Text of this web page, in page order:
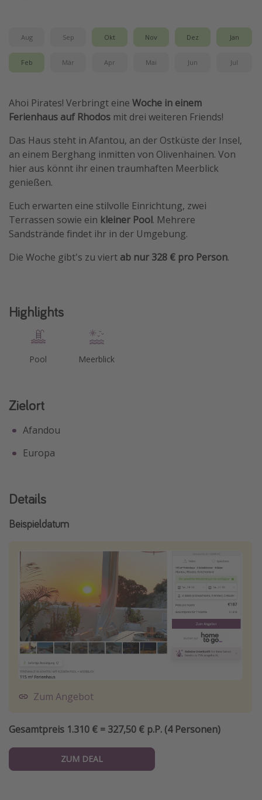
Last Minute Urlaub Mallorca
Aug Sep Okt Nov Dez Jan
Feb Mär Apr Mai Jun Jul
Ahoi Pirates! Verbringt eine Woche in einem
Ferienhaus auf Rhodos mit drei weiteren Friends!
Das Haus steht in Afantou, an der Ostküste der Insel,
an einem Berghang inmitten von Olivenhainen. Von
hier aus könnt ihr einen traumhaften Meerblick
genießen.
Euch erwarten eine stilvolle Einrichtung, zwei
Terrassen sowie ein kleiner Pool. Mehrere
Sandstrände findet ihr in der Umgebung.
Die Woche gibt's zu viert ab nur 328 € pro Person.
Highlights
Pool Meerblick
Zielort
Afandou
Europa
Details
Beispieldatum
Zum Angebot
Gesamtpreis 1.310 € = 327,50 € p.P. (4 Personen)
ZUM DEAL